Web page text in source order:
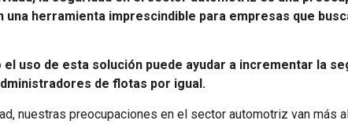
herramienta imprescindible para empresas que
uso de esta solución puede ayudar a incrementar la
de flotas por igual.
nuestras preocupaciones en el sector automotriz van